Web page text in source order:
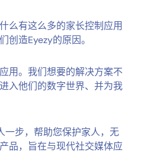
么有这么多的家长控制应用
创造Eyezy的原因。
用。我们想要的解决方案不
入他们的数字世界、并为我
一步，帮助您保护家人，无
品，旨在与现代社交媒体应